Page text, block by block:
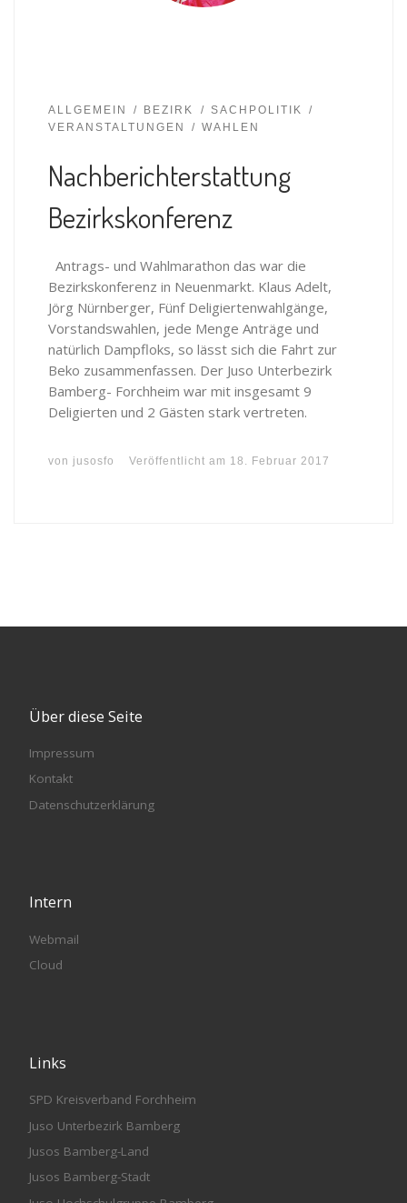
ALLGEMEIN BEZIRK
SACHPOLITIK
VERANSTALTUNGEN
WAHLEN
Nachberichterstattung
Bezirkskonferenz
Antrags- und Wahlmarathon das war die
Bezirkskonferenz in Neuenmarkt. Klaus Adelt,
Jörg Nürnberger, Fünf Deligiertenwahlgänge,
Vorstandswahlen, jede Menge Anträge und
natürlich Dampfloks, so lässt sich die Fahrt zur
Beko zusammenfassen. Der Juso Unterbezirk
Bamberg- Forchheim war mit insgesamt 9
Deligierten und 2 Gästen stark vertreten.
von jusosfo Veröffentlicht am 18. Februar 2017
Über diese Seite
Impressum
Kontakt
Datenschutzerklärung
Intern
Webmail
Cloud
Links
SPD Kreisverband Forchheim
Juso Unterbezirk Bamberg
Jusos Bamberg-Land
Jusos Bamberg-Stadt